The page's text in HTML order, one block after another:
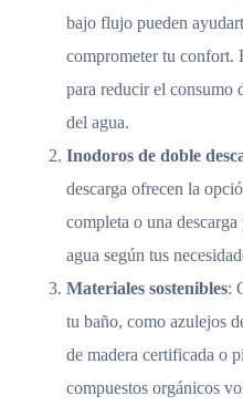
bajo flujo pueden
comprometer tu confort.
para reducir el consumo
del agua.
Inodoros de doble
descarga ofrecen la
completa o una
agua según tus
Materiales sostenibles:
tu baño, como azulejos
de madera certificada o
compuestos orgánicos